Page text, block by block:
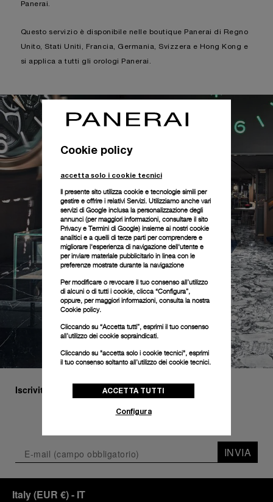
Panerai.
Questo servizio è disponibile nelle boutique Panerai di Regno
Unito, Stati Uniti, Francia, Germania, Svizzera e Hong Kong e
si applica a tutti gli orologi Panerai.
Iscriviti alla nostra newsletter
INVIA
Italy(EUR €)- IT
Cookie policy
accetta solo i cookie tecnici
Il presente sito utilizza cookie e tecnologie simili per
gestire e offrire i relativi Servizi. Utilizziamo anche vari
servizi di Google inclusa la personalizzazione degli
annunci (per maggiori informazioni, consultare il sito
Privacy e Termini di Google) insieme ai nostri cookie
analitici e a quelli di terze parti per comprendere e
migliorare l'esperienza di navigazione dell'utente e
per inviare materiale pubblicitario in linea con le
preferenze mostrate durante la navigazione
Per modificare o revocare il tuo consenso all’utilizzo
di alcuni o di tutti i cookie, clicca “Configura”,
oppure, per maggiori informazioni, consulta la nostra
Cookie policy.
Cliccando su “Accetta tutti”, esprimi il tuo consenso
all’utilizzo dei cookie sopraindicati.
Cliccando su "accetta solo i cookie tecnici", esprimi
il tuo consenso soltanto all’utilizzo dei cookie tecnici.
ACCETTA TUTTI
Configura